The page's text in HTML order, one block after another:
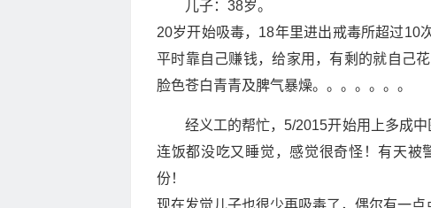
儿子：38岁。
20岁开始吸毒，18年里进出戒毒所超过10
平时靠自己赚钱，给家用，有剩的就自己
脸色苍白青青及脾气暴燥。。。。。。。
经义工的帮忙，5/2015开始用上多成
连饭都没吃又睡觉，感觉很奇怪！有天被
份！
现在发觉儿子也很少再吸毒了，偶尔有一点